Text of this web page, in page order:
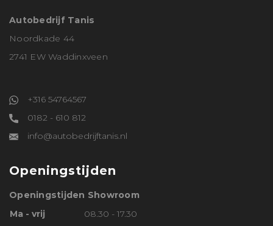
Autobedrijf Tanis
Noordkade 44
2741 EW Waddinxveen
+316 54764567
0182 - 610 812
info@autobedrijftanis.nl
Openingstijden
Openingstijden Showroom
Ma - vrij
08.30 - 17.30